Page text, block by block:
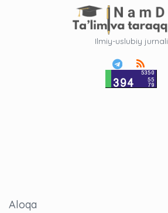
Ilmiy-uslubiy jurnali
Aloqa